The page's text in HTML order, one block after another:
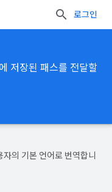
로그인
저장된 패스를 전달할
의 기본 언어로 번역합니